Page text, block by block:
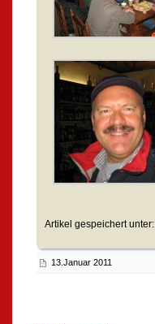
Artikel gespeichert unter:
13.Januar 2011